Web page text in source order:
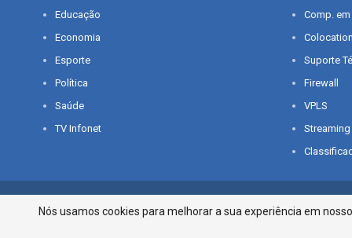
Educação
Economia
Esporte
Política
Saúde
TV Infonet
Comp.
Suporte
Firewall
VPLS
Streaming
© 2026 - O que é notícia em Sergipe. Todos os direitos reservados.
Nós usamos cookies para melhorar a sua experiência em